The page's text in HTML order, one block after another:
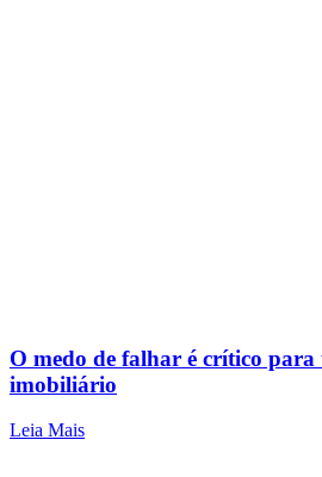
O medo de falhar é crítico
imobiliário
Leia Mais